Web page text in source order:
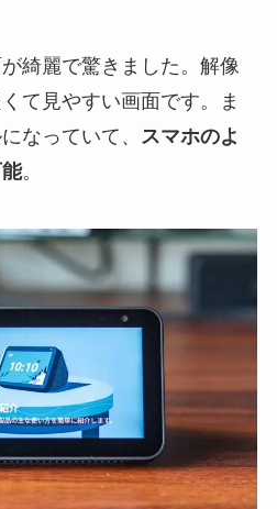
綺麗で驚きました。解像
て見やすい画面です。ま
なっていて、
スマホのよ
。